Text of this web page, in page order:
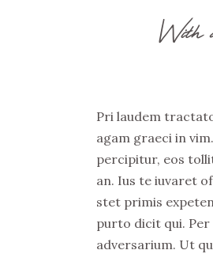
With
Pri laudem
agam graeci in
percipitur, eos
an. Ius te iuvaret
stet primis
purto dicit qui. Per
adversarium. Ut